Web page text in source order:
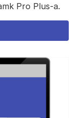
Pro Plus-a.